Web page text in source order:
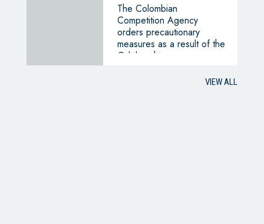
The Colombian
Competition Agency
orders precautionary
measures as a result of the
Odebrecht case
VIEW ALL